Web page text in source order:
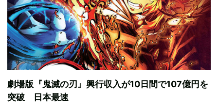
劇場版『鬼滅の刃』興行収入が10日間で107億円を
突破 日本最速